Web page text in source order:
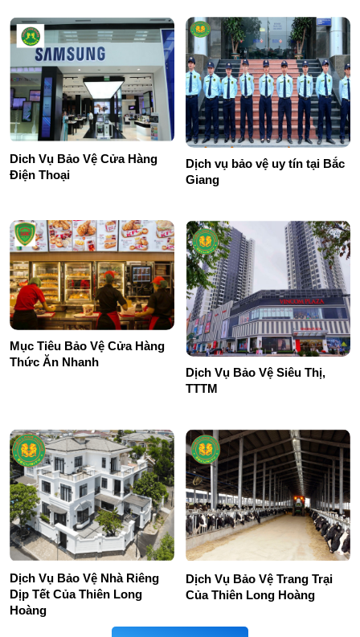
Dich Vụ Bảo Vệ Cửa Hàng
Điện Thoại
Dịch vụ bảo vệ uy tín tại Bắc
Giang
Mục Tiêu Bảo Vệ Cửa Hàng
Thức Ăn Nhanh
Dịch Vụ Bảo Vệ Siêu Thị,
TTTM
Dịch Vụ Bảo Vệ Nhà Riêng
Dịp Tết Của Thiên Long
Hoàng
Dịch Vụ Bảo Vệ Trang Trại
Của Thiên Long Hoàng